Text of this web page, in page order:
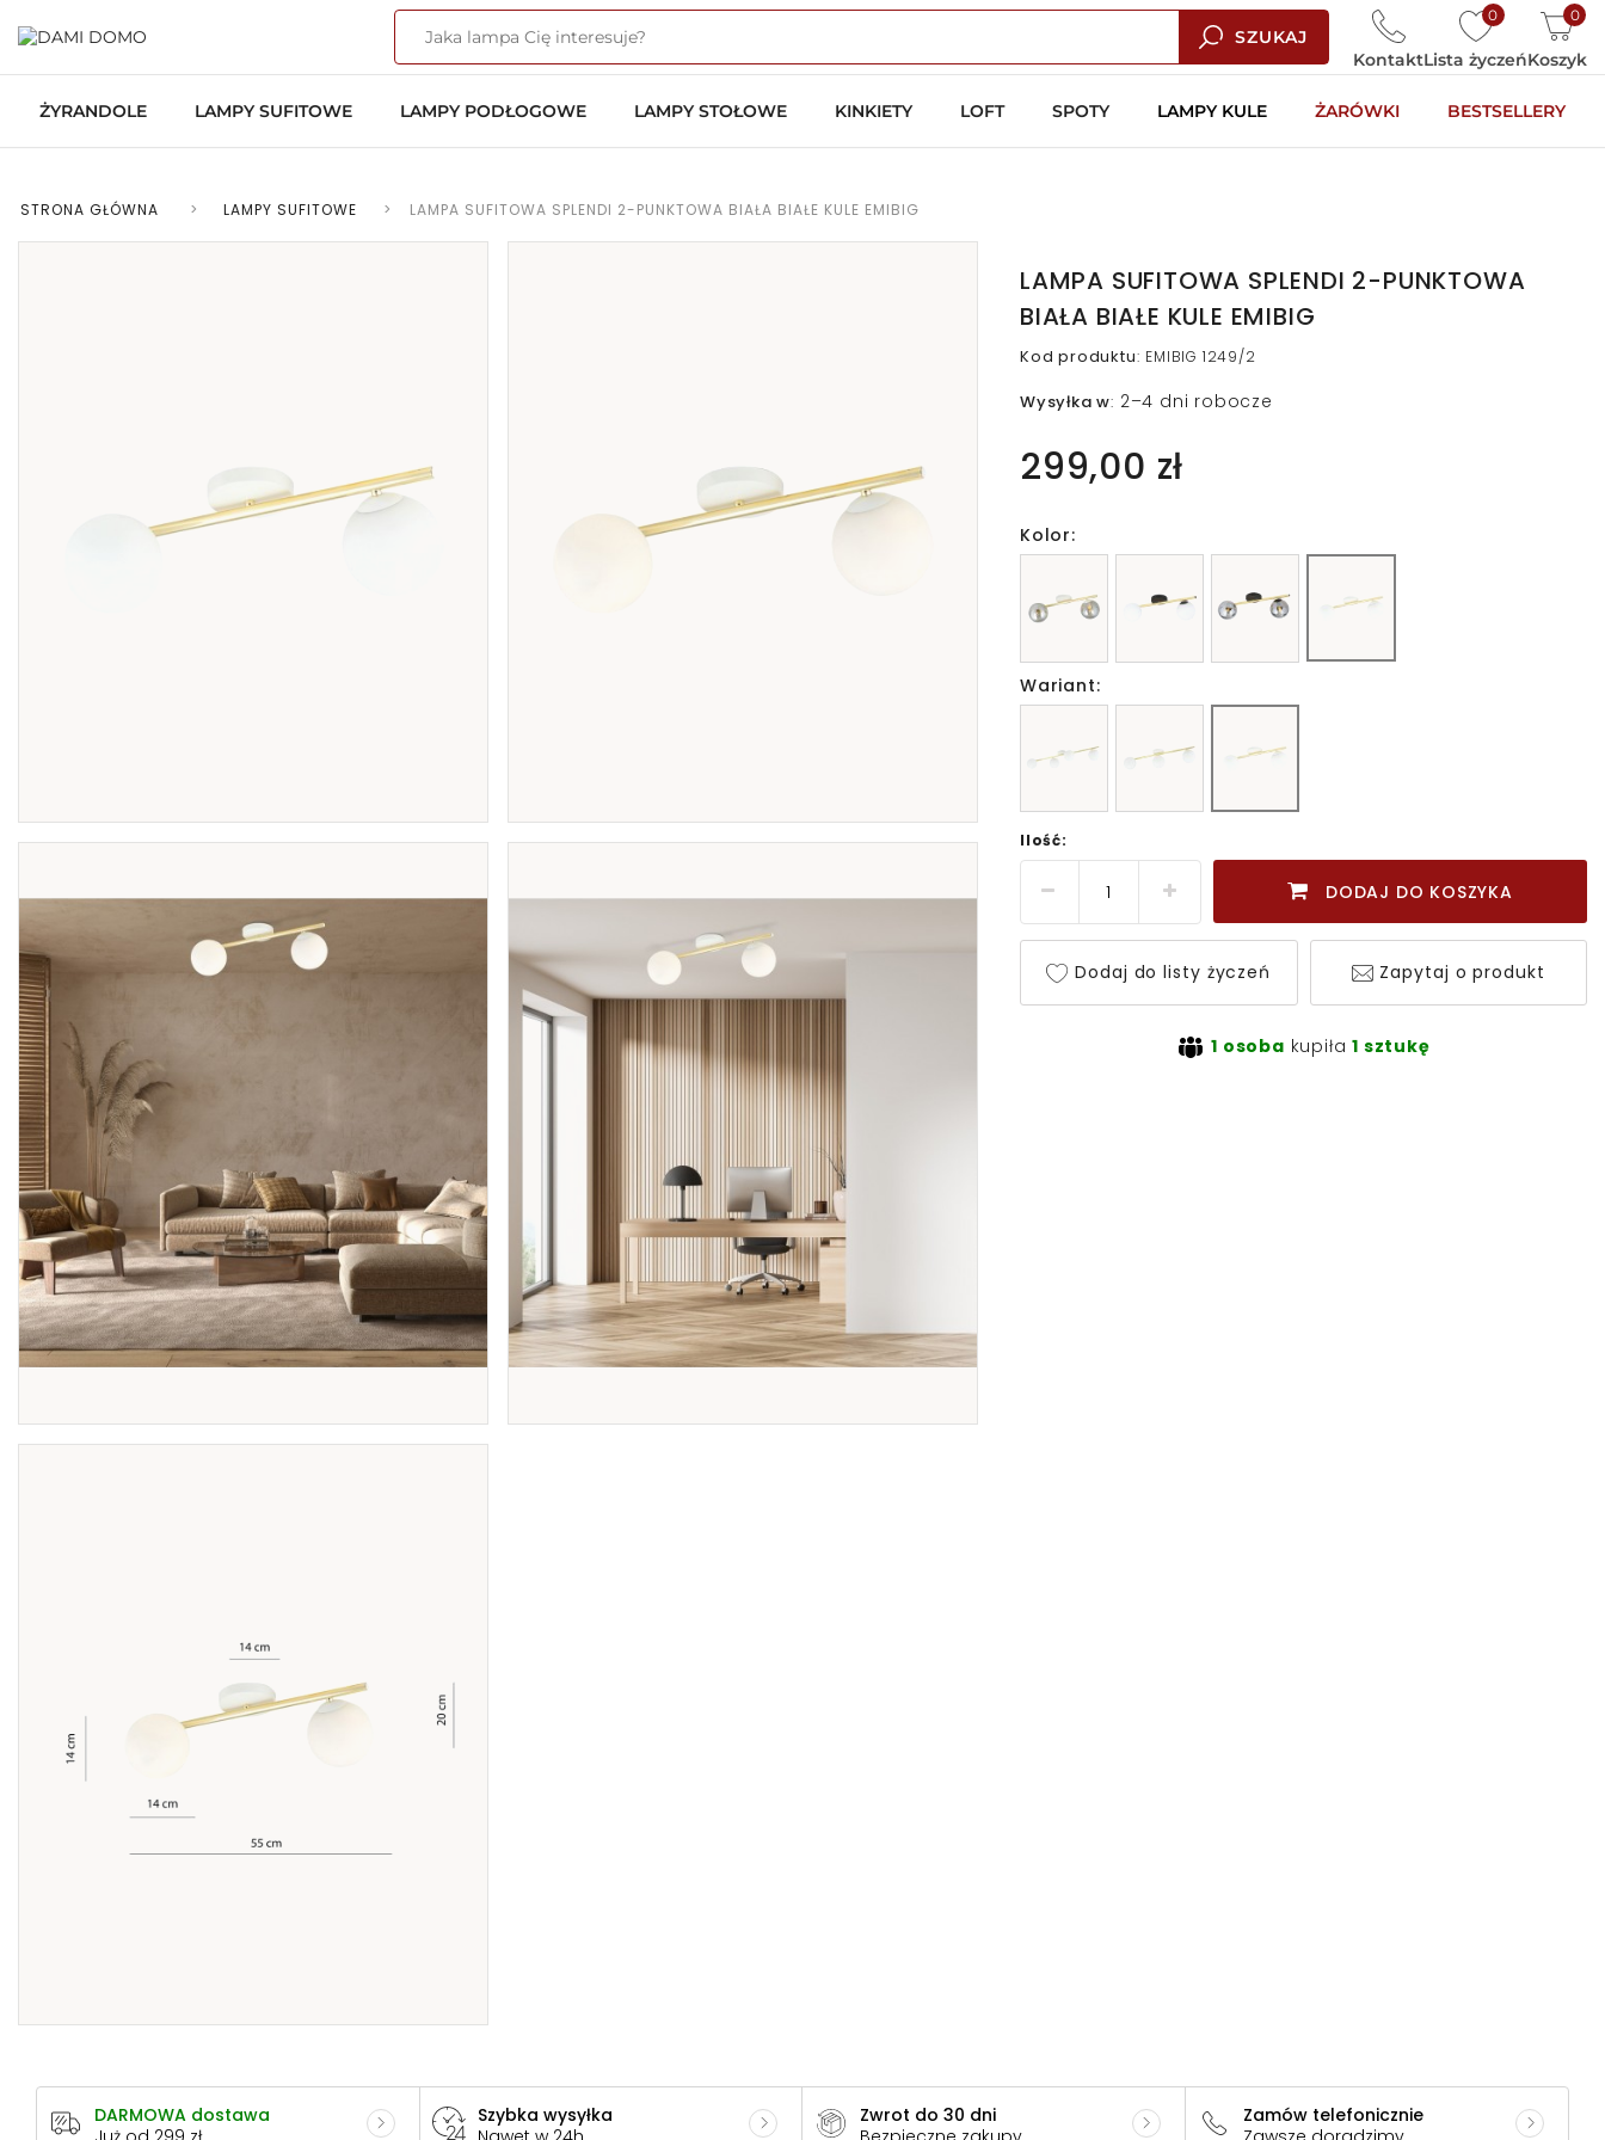
SZUKAJ
0
Lista życzeń
0
Koszyk
Kontakt
ŻYRANDOLE LAMPY SUFITOWE LAMPY PODŁOGOWE LAMPY STOŁOWE KINKIETY LOFT SPOTY LAMPY KULE ŻARÓWKI BESTSELLERY
STRONA GŁÓWNA > LAMPY SUFITOWE > LAMPA SUFITOWA SPLENDI 2-PUNKTOWA BIAŁA BIAŁE KULE EMIBIG
LAMPA SUFITOWA SPLENDI 2-PUNKTOWA
BIAŁA BIAŁE KULE EMIBIG
Kod produktu: EMIBIG 1249/2
Wysyłka w: 2–4 dni robocze
299,00 zł
Kolor:
Wariant:
Ilość:
DODAJ DO KOSZYKA
Dodaj do listy życzeń Zapytaj o produkt
1 osoba kupiła1 sztukę
DARMOWA dostawa
Szybka wysyłka
Zwrot do 30 dni
Zamów telefonicznie